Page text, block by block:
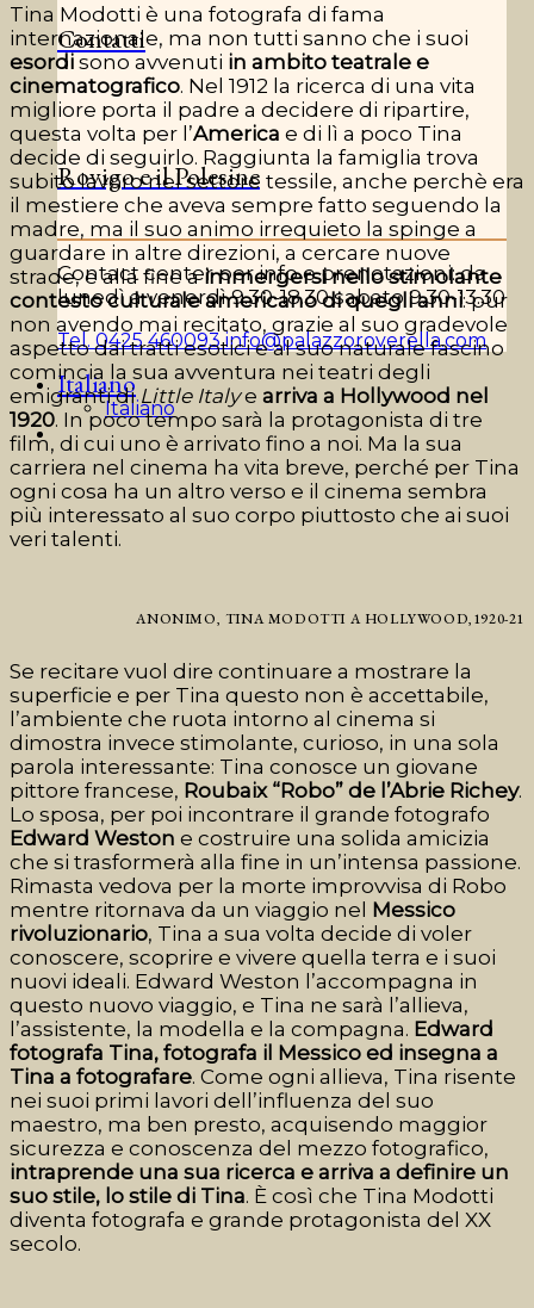
Contatti
Rovigo e il Polesine
Contact center per info e prenotazioni: da
lunedì a venerdì 9.30-18.30 sabato 9.30-13.30
Tel. 0425 460093 info@palazzoroverella.com
Italiano
Italiano
Tina Modotti è una fotografa di fama
internazionale, ma non tutti sanno che i suoi
esordi sono avvenuti in ambito teatrale e
cinematografico. Nel 1912 la ricerca di una vita
migliore porta il padre a decidere di ripartire,
questa volta per l’America e di lì a poco Tina
decide di seguirlo. Raggiunta la famiglia trova
subito lavoro nel settore tessile, anche perchè era
il mestiere che aveva sempre fatto seguendo la
madre, ma il suo animo irrequieto la spinge a
guardare in altre direzioni, a cercare nuove
strade, e alla fine aimmergersi nello stimolante
contesto culturale americano di quegli anni: pur
non avendo mai recitato, grazie al suo gradevole
aspetto dai tratti esotici e al suo naturale fascino
comincia la sua avventura nei teatri degli
emigranti diLittle Italye arriva a Hollywood nel
1920. In poco tempo sarà la protagonista di tre
film, di cui uno è arrivato fino a noi. Ma la sua
carriera nel cinema ha vita breve, perché per Tina
ogni cosa ha un altro verso e il cinema sembra
più interessato al suo corpo piuttosto che ai suoi
veri talenti.
ANONIMO, TINA MODOTTI A HOLLYWOOD,1920-21
Se recitare vuol dire continuare a mostrare la
superficie e per Tina questo non è accettabile,
l’ambiente che ruota intorno al cinema si
dimostra invece stimolante, curioso, in una sola
parola interessante: Tina conosce un giovane
pittore francese, Roubaix “Robo” de l’Abrie Richey.
Lo sposa, per poi incontrare il grande fotografo
Edward Weston e costruire una solida amicizia
che si trasformerà alla fine in un’intensa passione.
Rimasta vedova per la morte improvvisa di Robo
mentre ritornava da un viaggio nel Messico
rivoluzionario, Tina a sua volta decide di voler
conoscere, scoprire e vivere quella terra e i suoi
nuovi ideali. Edward Weston l’accompagna in
questo nuovo viaggio, e Tina ne sarà l’allieva,
l’assistente, la modella e la compagna. Edward
fotografa Tina, fotografa il Messico ed insegna a
Tina a fotografare. Come ogni allieva, Tina risente
nei suoi primi lavori dell’influenza del suo
maestro, ma ben presto, acquisendo maggior
sicurezza e conoscenza del mezzo fotografico,
intraprende una sua ricerca e arriva a definire un
suo stile, lo stile di Tina. È così che Tina Modotti
diventa fotografa e grande protagonista del XX
secolo.